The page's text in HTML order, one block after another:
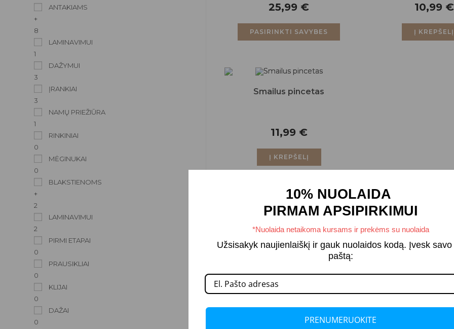
ANTAKIAMS
+
8
LAMINAVIMUI
1
DAŽYMUI
3
ĮRANKIAI
3
NAMŲ PRIEŽIŪRA
1
RINKINIAI
0
MĖGINUKAI
0
BLAKSTIENOMS
+
2
LAMINAVIMUI
2
PIRMI ETAPAI
0
PRAUSIKLIAI
0
KLIJAI
0
DAŽAI
0
25,99 €
PASIRINKTI SAVYBES
10,99 €
Į KREPŠELĮ
Smailus pincetas
11,99 €
Į KREPŠELĮ
10% NUOLAIDA
PIRMAM APSIPIRKIMUI
*Nuolaida netaikoma kursams ir prekėms su nuolaida
Užsisakyk naujienlaiškį ir gauk nuolaidos kodą. Įvesk savo
paštą:
PRENUMERUOKITE